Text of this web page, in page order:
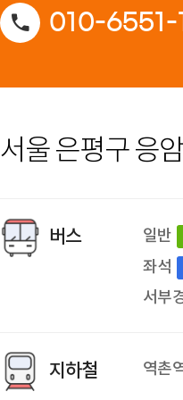
010-6551-
서울 은평구 응
버스 일반
좌석
서부
지하철 역촌